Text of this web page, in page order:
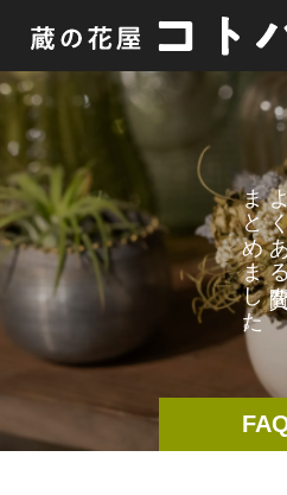
ま
と
め
ま
し
た
。